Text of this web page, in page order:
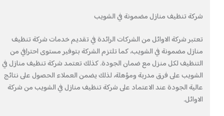
شركة تنظيف منازل مضمونة في الشويب
تعتبر شركة الاوائل من الشركات الرائدة في تقديم خدمات شركة تنظيف
منازل مضمونة في الشويب، كما تلتزم الشركة بتوفير مستوى احترافي من
التنظيف لكل منزل مع ضمان الجودة. كذلك تعتمد شركة تنظيف منازل في
الشويب على فرق مدربة ومؤهلة، لذلك يضمن العملاء الحصول على نتائج
عالية الجودة عند الاعتماد على شركة تنظيف منازل في الشويب من شركة
الاوائل.